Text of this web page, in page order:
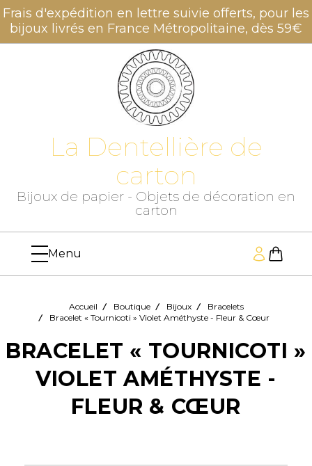
Frais d'expédition en lettre suivie offerts, pour les
bijoux livrés en France Métropolitaine, dès 59€
La Dentellière de
carton
Bijoux de papier - Objets de décoration en
carton
Accueil Boutique Bijoux
Bracelets
Bracelet « Tournicoti » Violet Améthyste - Fleur & Cœur
BRACELET « TOURNICOTI »
VIOLET AMÉTHYSTE -
FLEUR & CŒUR